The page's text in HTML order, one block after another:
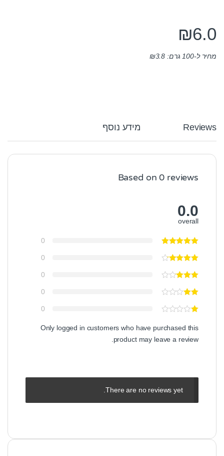
₪6.0
מחיר ל-100 גרם: ₪3.8
Reviews מידע נוסף
Based on 0 reviews
0.0
overall
0
0
0
0
0
Only logged in customers who have purchased this
product may leave a review.
There are no reviews yet.